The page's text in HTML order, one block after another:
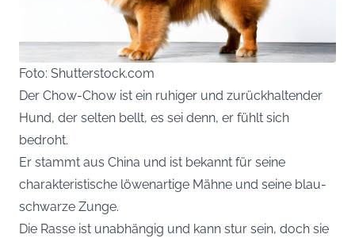
Foto: Shutterstock.com
Der Chow-Chow ist ein ruhiger und zurückhaltender
Hund, der selten bellt, es sei denn, er fühlt sich
bedroht.
Er stammt aus China und ist bekannt für seine
charakteristische löwenartige Mähne und seine blau-
schwarze Zunge.
Die Rasse ist unabhängig und kann stur sein, doch sie